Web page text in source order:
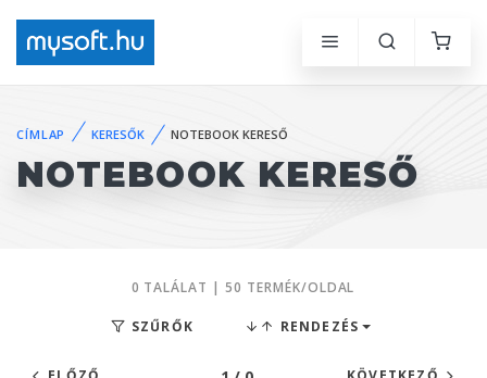
CÍMLAP KERESŐK NOTEBOOK KERESŐ
NOTEBOOK KERESŐ
0 TALÁLAT | 50 TERMÉK/OLDAL
SZŰRŐK RENDEZÉS